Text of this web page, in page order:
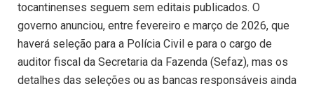
tocantinenses seguem sem editais publicados. O
governo anunciou, entre fevereiro e março de 2026, que
haverá seleção para a Polícia Civil e para o cargo de
auditor fiscal da Secretaria da Fazenda (Sefaz), mas os
detalhes das seleções ou as bancas responsáveis ainda